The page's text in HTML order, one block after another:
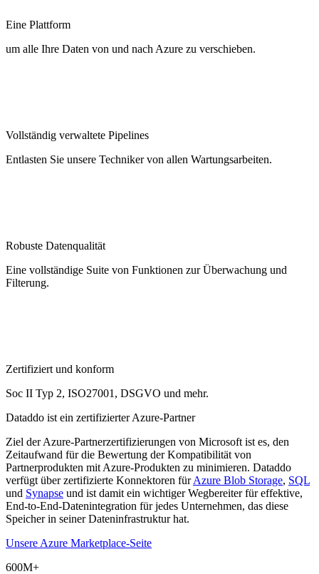
Eine Plattform
um alle Ihre Daten von und nach Azure zu verschieben.
Vollständig verwaltete Pipelines
Entlasten Sie unsere Techniker von allen Wartungsarbeiten.
Robuste Datenqualität
Eine vollständige Suite von Funktionen zur Überwachung und
Filterung.
Zertifiziert und konform
Soc II Typ 2, ISO27001, DSGVO und mehr.
Dataddo ist ein zertifizierter Azure-Partner
Ziel der Azure-Partnerzertifizierungen von Microsoft ist es, den
Zeitaufwand für die Bewertung der Kompatibilität von
Partnerprodukten mit Azure-Produkten zu minimieren. Dataddo
verfügt über zertifizierte Konnektoren fürAzure Blob Storage, SQL
und Synapse und ist damit ein wichtiger Wegbereiter für effektive,
End-to-End-Datenintegration für jedes Unternehmen, das diese
Speicher in seiner Dateninfrastruktur hat.
Unsere Azure Marketplace-Seite
600M+